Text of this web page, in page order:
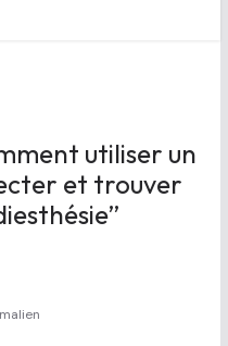
utiliser un
et trouver
”